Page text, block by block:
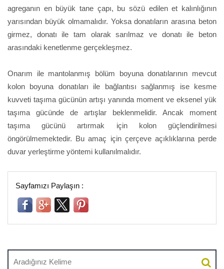
agreganın en büyük tane çapı, bu sözü edilen et kalınlığının
yarısından büyük olmamalıdır. Yoksa donatıların arasına beton
girmez, donatı ile tam olarak sarılmaz ve donatı ile beton
arasındaki kenetlenme gerçekleşmez.
Onarım ile mantolanmış bölüm boyuna donatılarının mevcut
kolon boyuna donatıları ile bağlantısı sağlanmış ise kesme
kuvveti taşıma gücünün artışı yanında moment ve eksenel yük
taşıma gücünde de artışlar beklenmelidir. Ancak moment
taşıma gücünü artırmak için kolon güçlendirilmesi
öngörülmemektedir. Bu amaç için çerçeve açıklıklarına perde
duvar yerleştirme yöntemi kullanılmalıdır.
Sayfamızı Paylaşın :